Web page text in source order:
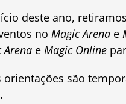
deste ano,
no Magic Arena e
Arena e Magic Online
orientações são